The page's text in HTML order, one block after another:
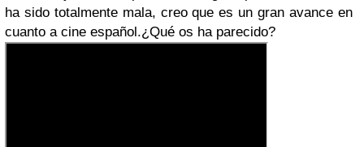
ha sido totalmente mala, creo que es un gran avance en
cuanto a cine español.¿Qué os ha parecido?